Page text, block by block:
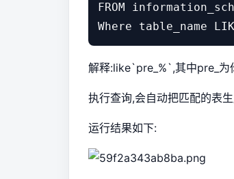
FROM
Where table_name
解释:like`pre_%`,其中pre_为
执行查询,会自动把匹配的表
运行结果如下: